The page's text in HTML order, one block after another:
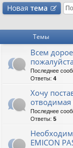
Новая тема
Темы
Всем
Последнее
Ответы: 4
Хочу
Последнее
Ответы: 5
EMICON